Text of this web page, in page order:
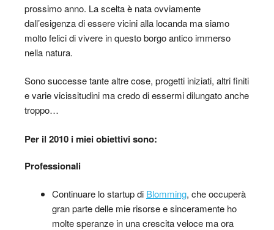
prossimo anno. La scelta è nata ovviamente
dall’esigenza di essere vicini alla locanda ma siamo
molto felici di vivere in questo borgo antico immerso
nella natura.
Sono successe tante altre cose, progetti iniziati, altri finiti
e varie vicissitudini ma credo di essermi dilungato anche
troppo…
Per il 2010 i miei obiettivi sono:
Professionali
Continuare lo startup di Blomming, che occuperà
gran parte delle mie risorse e sinceramente ho
molte speranze in una crescita veloce ma ora